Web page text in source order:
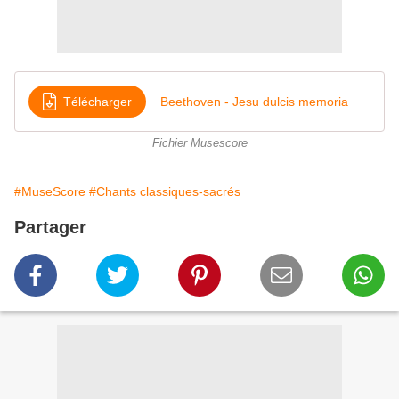
Télécharger Beethoven - Jesu dulcis memoria
Fichier Musescore
#MuseScore #Chants classiques-sacrés
Partager